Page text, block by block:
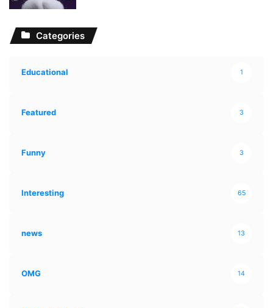
Categories
Educational 1
Featured 3
Funny 3
Interesting 65
news 13
OMG 14